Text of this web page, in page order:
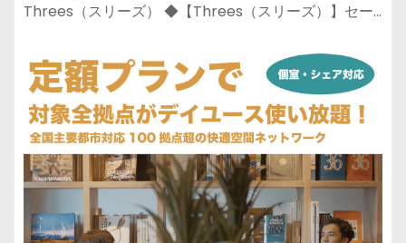
Threes（スリーズ） ◆【Threes（スリーズ）】セー…